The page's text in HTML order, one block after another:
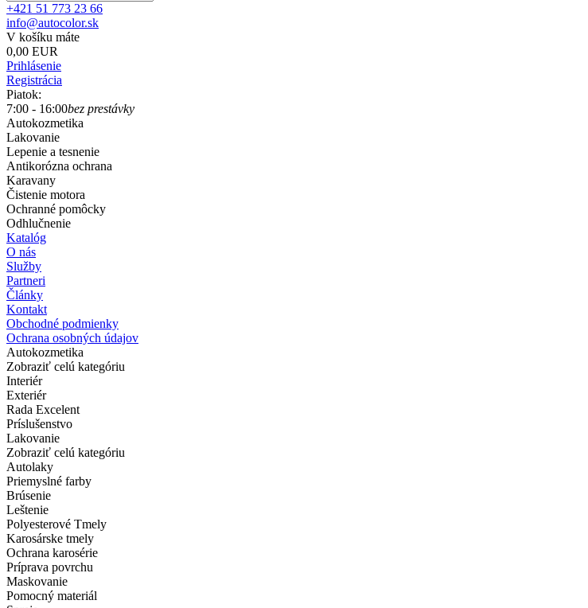
+421 51 773 23 66
info@autocolor.sk
V košíku máte
0,00 EUR
Prihlásenie
Registrácia
Piatok:
7:00 - 16:00bez prestávky
Autokozmetika
Lakovanie
Lepenie a tesnenie
Antikorózna ochrana
Karavany
Čistenie motora
Ochranné pomôcky
Odhlučnenie
Katalóg
O nás
Služby
Partneri
Články
Kontakt
Obchodné podmienky
Ochrana osobných údajov
Autokozmetika
Zobraziť celú kategóriu
Interiér
Exteriér
Rada Excelent
Príslušenstvo
Lakovanie
Zobraziť celú kategóriu
Autolaky
Priemyslné farby
Brúsenie
Leštenie
Polyesterové Tmely
Karosárske tmely
Ochrana karosérie
Príprava povrchu
Maskovanie
Pomocný materiál